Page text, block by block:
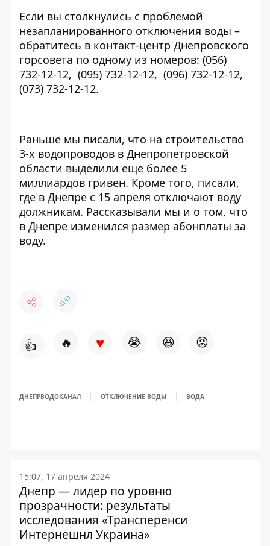
Если вы столкнулись с проблемой
незапланированного отключения воды –
обратитесь в контакт-центр Днепровского
горсовета по одному из номеров: (056)
732-12-12, (095) 732-12-12, (096) 732-12-12,
(073) 732-12-12.
Раньше мы писали, что на строительство
3-х водопроводов в Днепропетровской
области выделили еще более 5
миллиардов гривен. Кроме того, писали,
где в Днепре с 15 апреля отключают воду
должникам. Рассказывали мы и о том, что
в Днепре изменился размер абонплаты за
воду.
👍 🔥 ♥ 😭 😆 😡
ДНЕПРВОДОКАНАЛ ОТКЛЮЧЕНИЕ ВОДЫ ВОДА
15:07, 17 апреля 2024
Днепр — лидер по уровню
прозрачности: результаты
исследования «Трансперенси
Интернешнл Украина»